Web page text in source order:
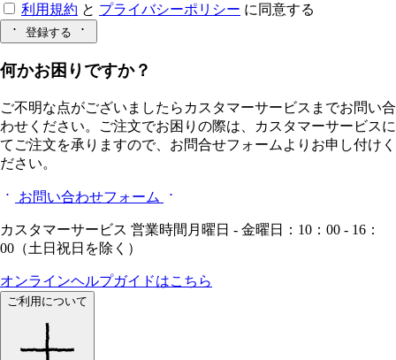
利用規約 と プライバシーポリシー に同意する
登録する
何かお困りですか？
ご不明な点がございましたらカスタマーサービスまでお問い合
わせください。ご注文でお困りの際は、カスタマーサービスに
てご注文を承りますので、お問合せフォームよりお申し付けく
ださい。
お問い合わせフォーム
カスタマーサービス 営業時間月曜日 - 金曜日：10：00 - 16：
00（土日祝日を除く）
オンラインヘルプガイドはこちら
ご利用について